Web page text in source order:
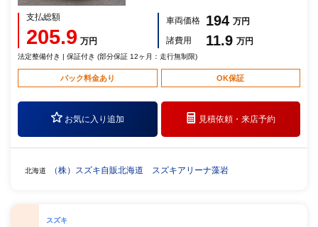
支払総額
205.9 万円
車両価格 194 万円
諸費用
11.9 万円
法定整備付き | 保証付き (部分保証 12ヶ月：走行無制限)
パック料金あり OK保証
お気に入り追加 見積依頼・来店予約
北海道 （株）スズキ自販北海道 スズキアリーナ藻岩
スズキ